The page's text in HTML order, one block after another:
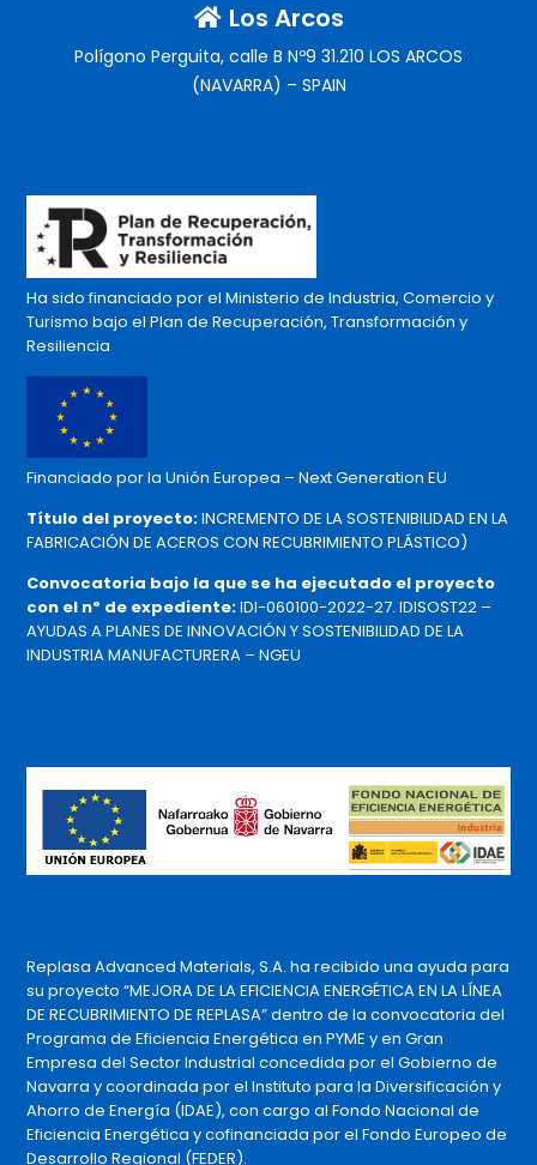
Los Arcos
Polígono Perguita, calle B Nº9 31.210 LOS ARCOS
(NAVARRA) – SPAIN
Ha sido financiado por el Ministerio de Industria, Comercio y
Turismo bajo el Plan de Recuperación, Transformación y
Resiliencia
Financiado por la Unión Europea – Next Generation EU
Título del proyecto:INCREMENTO DE LA SOSTENIBILIDAD EN LA
FABRICACIÓN DE ACEROS CON RECUBRIMIENTO PLÁSTICO)
Convocatoria bajo la que se ha ejecutado el proyecto
con el nº de expediente:IDI-060100-2022-27. IDISOST22 –
AYUDAS A PLANES DE INNOVACIÓN Y SOSTENIBILIDAD DE LA
INDUSTRIA MANUFACTURERA – NGEU
Replasa Advanced Materials, S.A. ha recibido una ayuda para
su proyecto “MEJORA DE LA EFICIENCIA ENERGÉTICA EN LA LÍNEA
DE RECUBRIMIENTO DE REPLASA” dentro de la convocatoria del
Programa de Eficiencia Energética en PYME y en Gran
Empresa del Sector Industrial concedida por el Gobierno de
Navarra y coordinada por el Instituto para la Diversificación y
Ahorro de Energía (IDAE), con cargo al Fondo Nacional de
Eficiencia Energética y cofinanciada por el Fondo Europeo de
Desarrollo Regional (FEDER).